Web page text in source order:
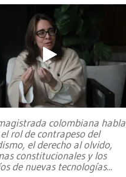
colombiana habla
rol de contrapeso del
el derecho al olvido,
constitucionales y los
de nuevas tecnologías...